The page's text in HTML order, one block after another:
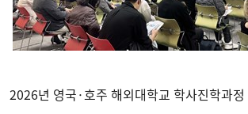
2026년 영국·호주 해외대학교 학사진학과정